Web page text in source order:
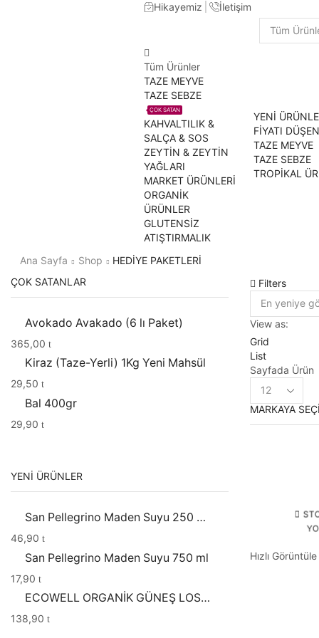
Hikayemiz İletişim
Search
Tüm Ürünler
TAZE MEYVE
TAZE SEBZE
ÇOK SATAN
KAHVALTILIK &
SALÇA & SOS
ZEYTİN & ZEYTİN
YAĞLARI
MARKET ÜRÜNLERİ
ORGANİK
ÜRÜNLER
GLUTENSİZ
ATIŞTIRMALIK
YENİ
FİYATI
TAZE MEYVE
TAZE SEBZE
TROPİKAL
Ana Sayfa Shop
HEDİYE PAKETLERİ
Filters
View as:
Grid
List
Sayfada Ürün
Products
per
page
MARKAYA
Hızlı Görüntüle
ÇOK SATANLAR
Avokado Avakado (6 lı Paket)
365,00
Kiraz (Taze-Yerli) 1Kg Yeni Mahsül
29,50
Bal 400gr
29,90
YENI ÜRÜNLER
San Pellegrino Maden Suyu 250 ml 6'lı
46,90
San Pellegrino Maden Suyu 750 ml
17,90
ECOWELL ORGANİK GÜNEŞ LOSYONU 30 SPF (150 ML)
138,90